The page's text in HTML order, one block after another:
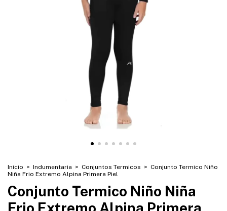
Inicio > Indumentaria > Conjuntos Termicos > Conjunto Termico Niño
Niña Frio Extremo Alpina Primera Piel
Conjunto Termico Niño Niña